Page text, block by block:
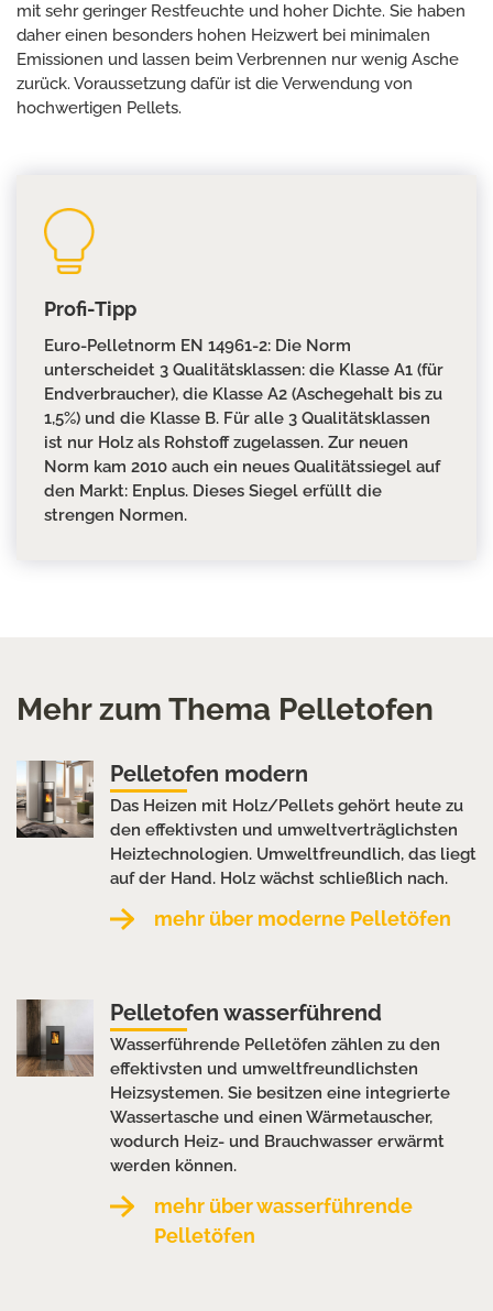
mit sehr geringer Restfeuchte und hoher Dichte. Sie haben
daher einen besonders hohen Heizwert bei minimalen
Emissionen und lassen beim Verbrennen nur wenig Asche
zurück. Voraussetzung dafür ist die Verwendung von
hochwertigen Pellets.
Profi-Tipp
Euro-Pelletnorm EN 14961-2: Die Norm
unterscheidet 3 Qualitätsklassen: die Klasse A1 (für
Endverbraucher), die Klasse A2 (Aschegehalt bis zu
1,5%) und die Klasse B. Für alle 3 Qualitätsklassen
ist nur Holz als Rohstoff zugelassen. Zur neuen
Norm kam 2010 auch ein neues Qualitätssiegel auf
den Markt: Enplus. Dieses Siegel erfüllt die
strengen Normen.
Mehr zum Thema Pelletofen
Pelletofen modern
Das Heizen mit Holz/Pellets gehört heute zu
den effektivsten und umweltverträglichsten
Heiztechnologien. Umweltfreundlich, das liegt
auf der Hand. Holz wächst schließlich nach.
mehr über moderne Pelletöfen
Pelletofen wasserführend
Wasserführende Pelletöfen zählen zu den
effektivsten und umweltfreundlichsten
Heizsystemen. Sie besitzen eine integrierte
Wassertasche und einen Wärmetauscher,
wodurch Heiz- und Brauchwasser erwärmt
werden können.
mehr über wasserführende
Pelletöfen